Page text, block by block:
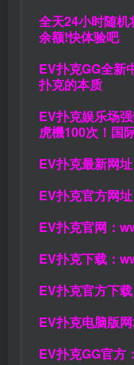
全天24小时随
余额!快体验吧
EV扑克GG全新
扑克的本质
EV扑克娱乐场
虎機100次！国
EV扑克最新网址
EV扑克官方网址
EV扑克官网：
EV扑克下载：
EV扑克官方下载
EV扑克电脑版网
EV扑克GG官方：